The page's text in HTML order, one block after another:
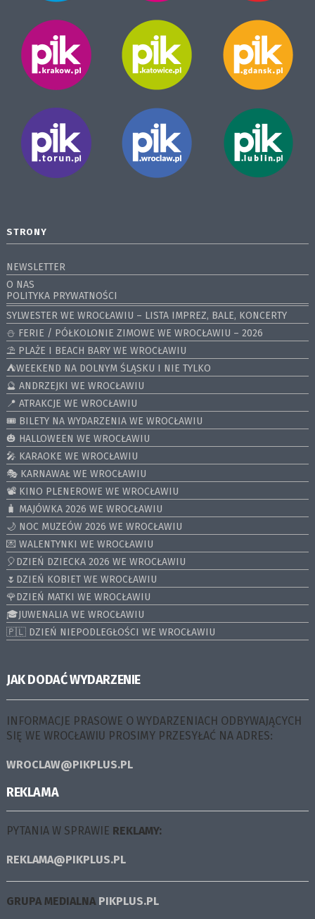
STRONY
NEWSLETTER
O NAS
POLITYKA PRYWATNOŚCI
SYLWESTER WE WROCŁAWIU – LISTA IMPREZ, BALE, KONCERTY
⛄️ FERIE / PÓŁKOLONIE ZIMOWE WE WROCŁAWIU – 2026
⛱️ PLAŻE I BEACH BARY WE WROCŁAWIU
⛺️WEEKEND NA DOLNYM ŚLĄSKU I NIE TYLKO
🔮 ANDRZEJKI WE WROCŁAWIU
📍 ATRAKCJE WE WROCŁAWIU
🎟️ BILETY NA WYDARZENIA WE WROCŁAWIU
🎃 HALLOWEEN WE WROCŁAWIU
🎤 KARAOKE WE WROCŁAWIU
🎭 KARNAWAŁ WE WROCŁAWIU
📽️ KINO PLENEROWE WE WROCŁAWIU
🧳 MAJÓWKA 2026 WE WROCŁAWIU
🌙 NOC MUZEÓW 2026 WE WROCŁAWIU
💌 WALENTYNKI WE WROCŁAWIU
🎈DZIEŃ DZIECKA 2026 WE WROCŁAWIU
🌷DZIEŃ KOBIET WE WROCŁAWIU
🌹DZIEŃ MATKI WE WROCŁAWIU
🎓JUWENALIA WE WROCŁAWIU
🇵🇱 DZIEŃ NIEPODLEGŁOŚCI WE WROCŁAWIU
JAK DODAĆ WYDARZENIE
INFORMACJE PRASOWE O WYDARZENIACH ODBYWAJĄCYCH
SIĘ WE WROCŁAWIU PROSIMY PRZESYŁAĆ NA ADRES:
WROCLAW@PIKPLUS.PL
REKLAMA
PYTANIA W SPRAWIE REKLAMY:
REKLAMA@PIKPLUS.PL
GRUPA MEDIALNA PIKPLUS.PL